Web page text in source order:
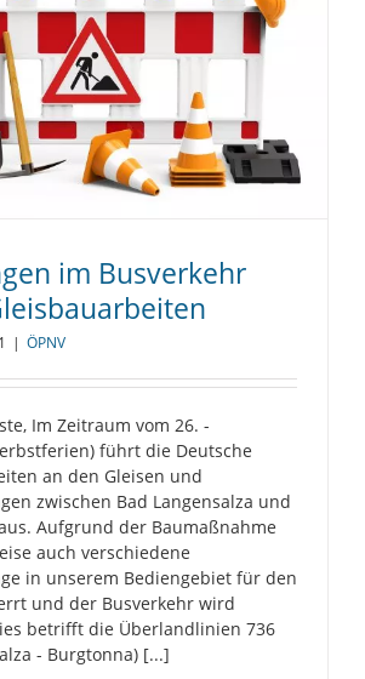
im Busverkehr
| ÖPNV
Im Zeitraum vom 26. -
führt die Deutsche
an den Gleisen und
zwischen Bad Langensalza und
Aufgrund der Baumaßnahme
auch verschiedene
in unserem Bediengebiet für den
und der Busverkehr wird
betrifft die Überlandlinien 736
- Burgtonna) [...]